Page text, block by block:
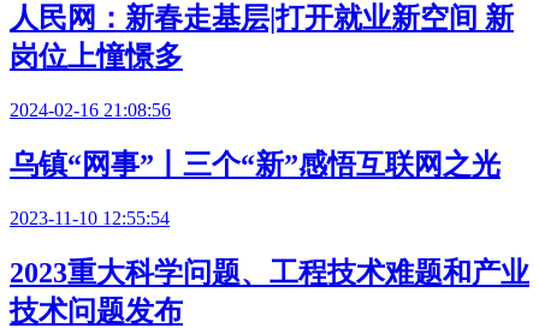
人民网：新春走基层|打开就业新空间 新
岗位上憧憬多
2024-02-16 21:08:56
乌镇“网事”丨三个“新”感悟互联网之光
2023-11-10 12:55:54
2023重大科学问题、工程技术难题和产业
技术问题发布